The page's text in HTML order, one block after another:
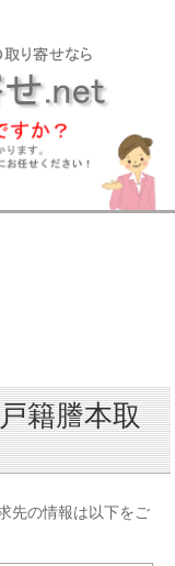
籍謄本取
先の情報は以下をご